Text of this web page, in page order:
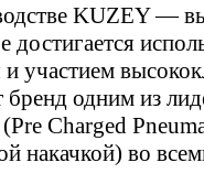
KUZEY —
достигается
участием
бренд одним из
Charged
накачкой) во